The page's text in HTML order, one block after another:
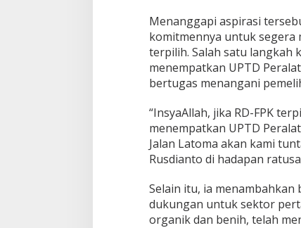
Menanggapi aspirasi
komitmennya untuk segera
terpilih. Salah satu langkah
menempatkan UPTD
bertugas menangani
“InsyaAllah, jika RD-FPK
menempatkan UPTD
Jalan Latoma akan kami
Rusdianto di hadapan
Selain itu, ia
dukungan untuk sektor
organik dan benih, telah